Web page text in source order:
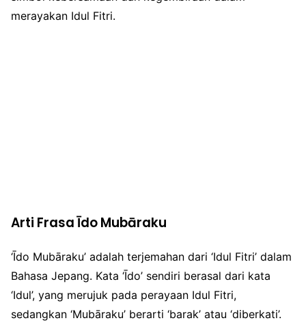
merayakan Idul Fitri.
Arti Frasa Īdo Mubāraku
‘Īdo Mubāraku’ adalah terjemahan dari ‘Idul Fitri’ dalam
Bahasa Jepang. Kata ‘Īdo’ sendiri berasal dari kata
‘Idul’, yang merujuk pada perayaan Idul Fitri,
sedangkan ‘Mubāraku’ berarti ‘barak’ atau ‘diberkati’.